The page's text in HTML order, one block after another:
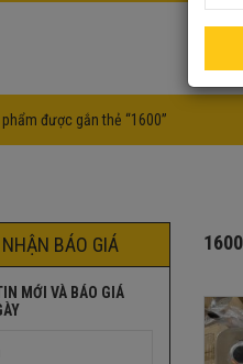
được gắn thẻ “1600”
BÁO GIÁ
MỚI VÀ BÁO GIÁ
1600